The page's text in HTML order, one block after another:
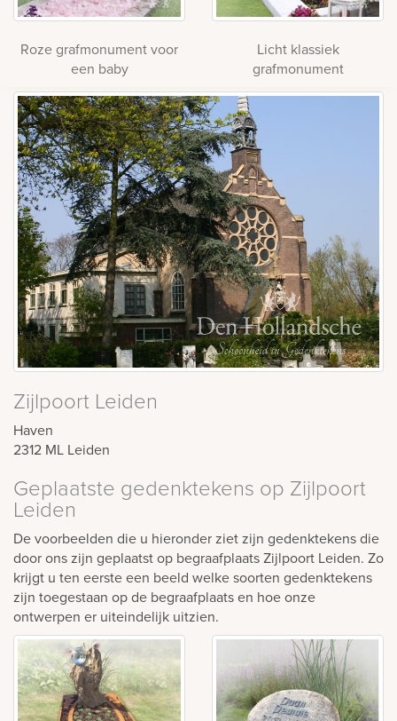
Roze grafmonument voor
een baby
Licht klassiek
grafmonument
Zijlpoort Leiden
Haven
2312 ML Leiden
Geplaatste gedenktekens op Zijlpoort
Leiden
De voorbeelden die u hieronder ziet zijn gedenktekens die
door ons zijn geplaatst op begraafplaats Zijlpoort Leiden. Zo
krijgt u ten eerste een beeld welke soorten gedenktekens
zijn toegestaan op de begraafplaats en hoe onze
ontwerpen er uiteindelijk uitzien.